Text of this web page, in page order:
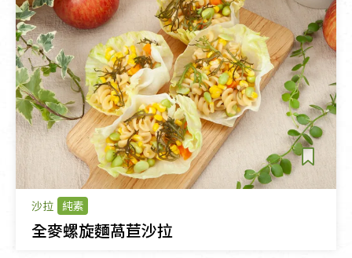
沙拉 純素
全麥螺旋麵萵苣沙拉